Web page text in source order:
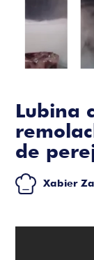
Lubina
de
Xabier